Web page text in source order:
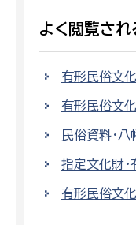
よく閲覧され
有形民俗文
有形民俗文
民俗資料・
指定文化財
有形民俗文